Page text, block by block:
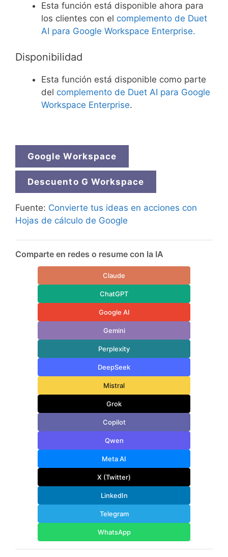
Esta función está disponible ahora para
los clientes con el complemento de Duet
AI para Google Workspace Enterprise.
Disponibilidad
Esta función está disponible como parte
del complemento de Duet AI para Google
Workspace Enterprise.
Google Workspace
Descuento G Workspace
Fuente: Convierte tus ideas en acciones con
Hojas de cálculo de Google
Comparte en redes o resume con la IA
Claude
ChatGPT
Google AI
Gemini
Perplexity
DeepSeek
Mistral
Grok
Copilot
Qwen
Meta AI
X (Twitter)
LinkedIn
Telegram
WhatsApp